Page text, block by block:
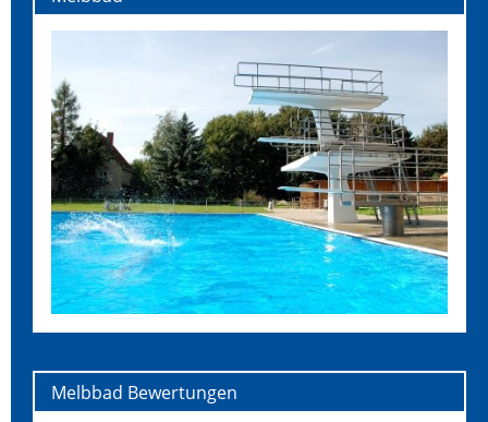
Melbbad Bewertungen